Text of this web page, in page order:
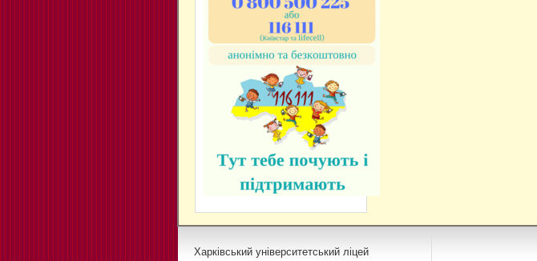
Харківський університетський ліцей